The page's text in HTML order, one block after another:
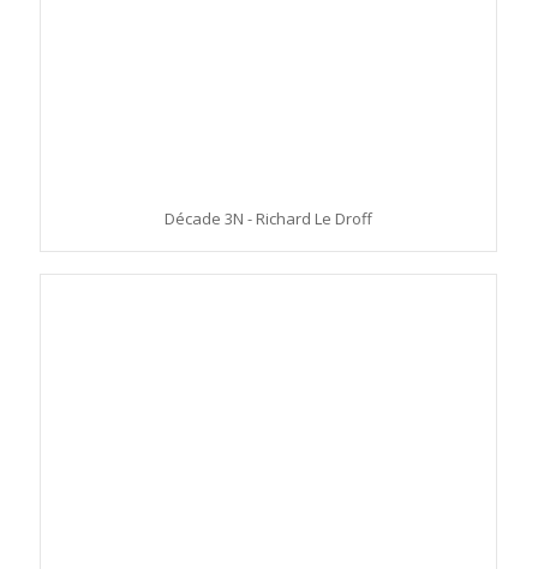
Décade 3N - Richard Le Droff